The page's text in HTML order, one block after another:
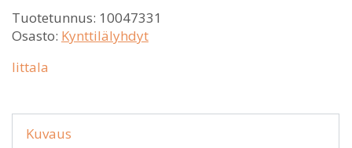
Tuotetunnus: 10047331
Osasto: Kynttilälyhdyt
Iittala
Kuvaus